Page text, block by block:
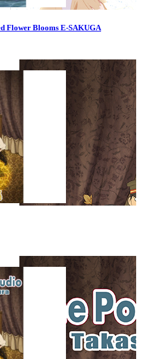
Flower Blooms E-SAKUGA